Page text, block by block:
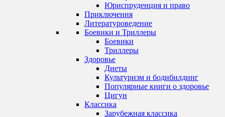
Юриспруденция и право
Приключения
Литературоведение
Боевики и Триллеры
Боевики
Триллеры
Здоровье
Диеты
Культуризм и бодибилдинг
Популярные книги о здоровье
Цигун
Классика
Зарубежная классика